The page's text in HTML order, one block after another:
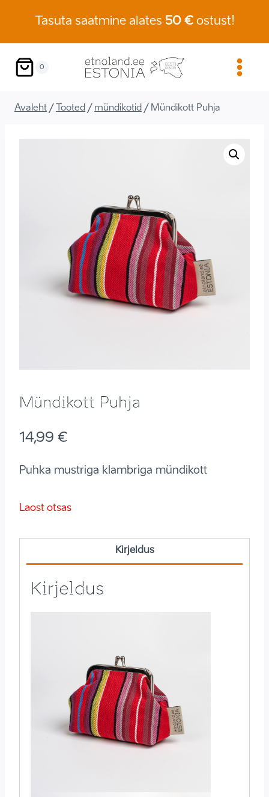
content
Tasuta saatmine alates 50 €ostust!
0
Avaleht / Tooted / mündikotid / Mündikott Puhja
Mündikott Puhja
14,99 €
Puhka mustriga klambriga mündikott
Laost otsas
Kirjeldus
Kirjeldus